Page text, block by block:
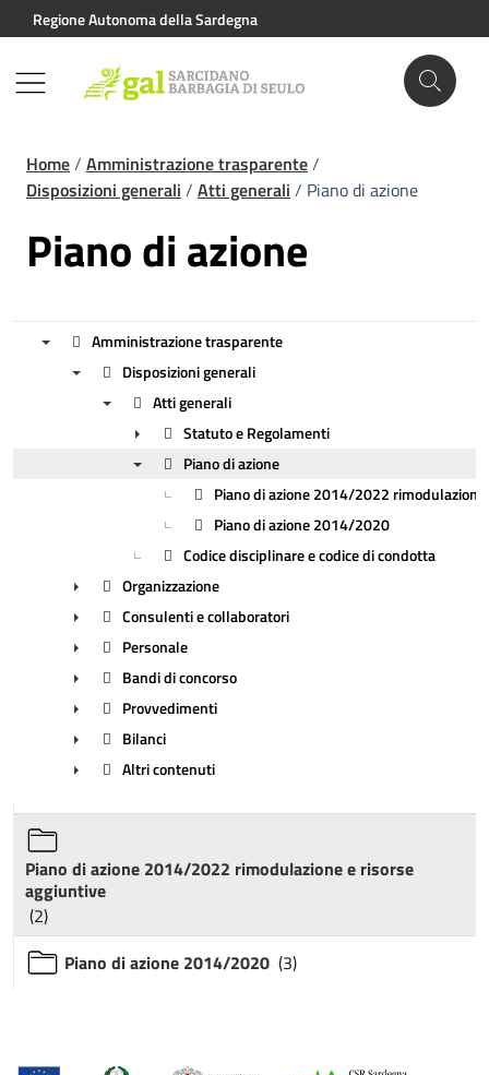
Vai ai contenuti
Vai al footer
Regione Autonoma della Sardegna
Home/ Amministrazione trasparente/
Disposizioni generali / Atti generali / Piano di azione
Piano di azione
Amministrazione trasparente
Disposizioni generali
Atti generali
►
Statuto e Regolamenti
Piano di azione
Piano di azione 2014/2022
Piano di azione 2014/2020
Codice disciplinare e codice di condotta
►
Organizzazione
►
Consulenti e collaboratori
►
Personale
►
Bandi di concorso
►
Provvedimenti
►
Bilanci
Altri contenuti
Piano di azione 2014/2022 rimodulazione e risorse
aggiuntive
(2)
Piano di azione 2014/2020 (3)